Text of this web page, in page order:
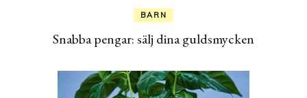
BARN
Snabba pengar: sälj dina guldsmycken